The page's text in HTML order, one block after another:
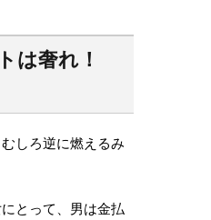
は奢れ！
しろ逆に燃えるみ
とって、男は金払